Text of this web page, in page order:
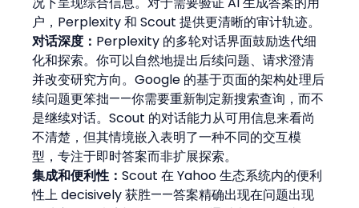
户，Perplexity 和 Scout 提供更清晰的审计轨迹。
对话深度： Perplexity 的多轮对话界面鼓励迭代细
化和探索。你可以自然地提出后续问题、请求澄清
并改变研究方向。Google 的基于页面的架构处理后
续问题更笨拙——你需要重新制定新搜索查询，而不
是继续对话。Scout 的对话能力从可用信息来看尚
不清楚，但其情境嵌入表明了一种不同的交互模
型，专注于即时答案而非扩展探索。
集成和便利性：Scout 在 Yahoo 生态系统内的便利
性上 decisively 获胜——答案精确出现在问题出现